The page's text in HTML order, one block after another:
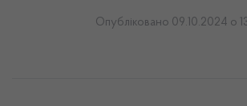
Опубліковано 09.10.2024 о